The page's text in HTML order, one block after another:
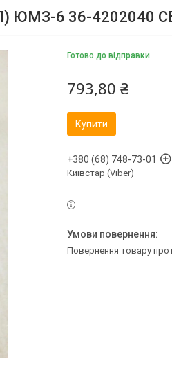
ЮМЗ-6 36-4202040
Готово до відправки
793,80 ₴
Купити
+380 (68) 748-73-01
Київстар (Viber)
повернення товару